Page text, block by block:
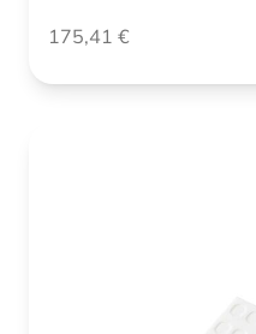
175,41 €